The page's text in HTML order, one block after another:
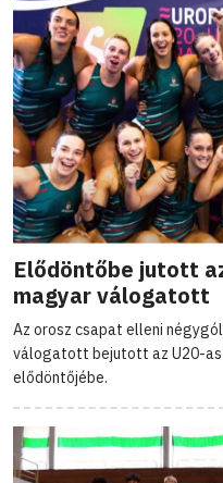
Elődöntőbe jutott
magyar válogatott
Az orosz csapat elleni
válogatott bejutott az U20-as
elődöntőjébe.